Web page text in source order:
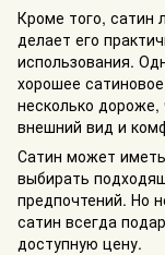
Кроме того, сатин
делает его
использования.
хорошее
несколько
внешний вид и
Сатин может
выбирать
предпочтений. Но
сатин всегда
доступную цену.